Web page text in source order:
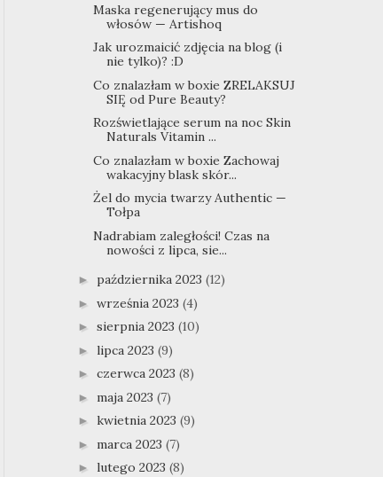
Maska regenerujący mus do
włosów — Artishoq
Jak urozmaicić zdjęcia na blog (i
nie tylko)? :D
Co znalazłam w boxie ZRELAKSUJ
SIĘ od Pure Beauty?
Rozświetlające serum na noc Skin
Naturals Vitamin ...
Co znalazłam w boxie Zachowaj
wakacyjny blask skór...
Żel do mycia twarzy Authentic —
Tołpa
Nadrabiam zaległości! Czas na
nowości z lipca, sie...
► października 2023 (12)
► września 2023 (4)
► sierpnia 2023 (10)
► lipca 2023 (9)
► czerwca 2023 (8)
► maja 2023 (7)
► kwietnia 2023 (9)
► marca 2023 (7)
► lutego 2023 (8)